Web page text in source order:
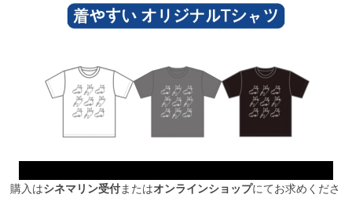
購入はシネマリン受付またはオンラインショップにてお求めくださ